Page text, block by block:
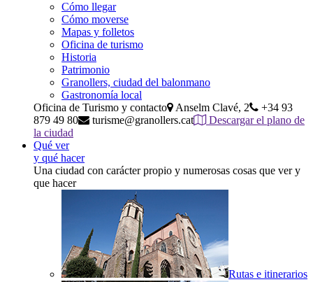
Cómo llegar
Cómo moverse
Mapas y folletos
Oficina de turismo
Historia
Patrimonio
Granollers, ciudad del balonmano
Gastronomía local
Oficina de Turismo y contacto
Anselm Clavé, 2
+34 93
879 49 80
turisme@granollers.cat
Descargar el plano de
la ciudad
Qué ver
y qué hacer
Una ciudad con carácter propio y numerosas cosas que ver y
que hacer
Rutas e itinerarios